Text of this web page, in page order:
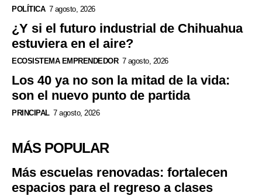
POLÍTICA 7 agosto, 2026
¿Y si el futuro industrial de Chihuahua
estuviera en el aire?
ECOSISTEMA EMPRENDEDOR 7 agosto, 2026
Los 40 ya no son la mitad de la vida:
son el nuevo punto de partida
PRINCIPAL 7 agosto, 2026
MÁS POPULAR
Más escuelas renovadas: fortalecen
espacios para el regreso a clases